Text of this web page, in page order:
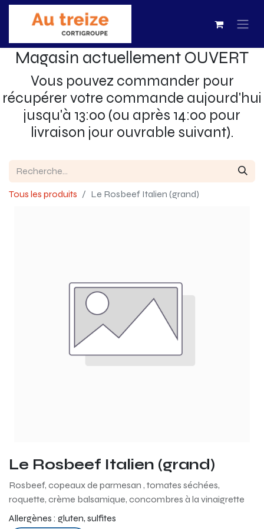
Magasin actuellement OUVERT
Vous pouvez commander pour
récupérer votre commande aujourd'hui
jusqu'à 13:00 (ou après 14:00 pour
livraison jour ouvrable suivant).
Tous les produits Le Rosbeef Italien (grand)
Le Rosbeef Italien (grand)
Rosbeef, copeaux de parmesan , tomates séchées,
roquette, crème balsamique, concombres à la vinaigrette
Allergènes : gluten, sulfites